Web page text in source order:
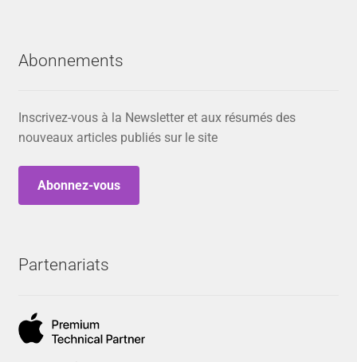
Abonnements
Inscrivez-vous à la Newsletter et aux résumés des
nouveaux articles publiés sur le site
Abonnez-vous
Partenariats